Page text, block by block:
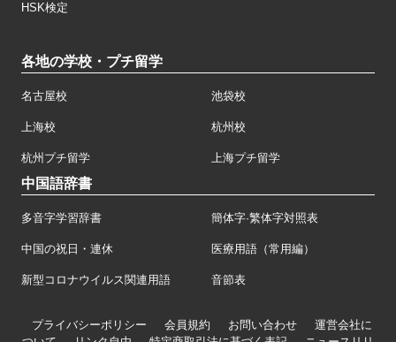
HSK検定
各地の学校・プチ留学
名古屋校 池袋校
上海校 杭州校
杭州プチ留学 上海プチ留学
中国語辞書
多音字学習辞書 簡体字·繁体字対照表
中国の祝日・連休 医療用語（常用編）
新型コロナウイルス関連用語 音節表
プライバシーポリシー 会員規約 お問い合わせ
運営会社に